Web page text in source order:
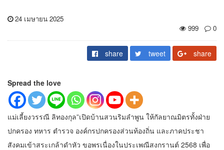
24 เมษายน 2025
999
0
share tweet share
Spread the love
แม่เลี้ยงวรรณี ลิทองกุล”เปิดบ้านสวนริมลำพูน ให้กัลยาณมิตรทั้งฝ่าย
ปกครอง ทหาร ตำรวจ องค์กรปกครองส่วนท้องถิ่น และภาคประชา
สังคมเข้าสระเกล้าดำหัว ขอพรเนื่องในประเพณีสงกรานต์ 2568 เพื่อ